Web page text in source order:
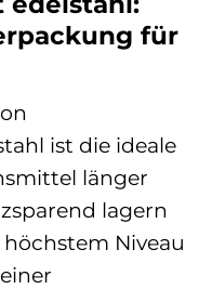
für
ist die ideale
länger
lagern
Niveau